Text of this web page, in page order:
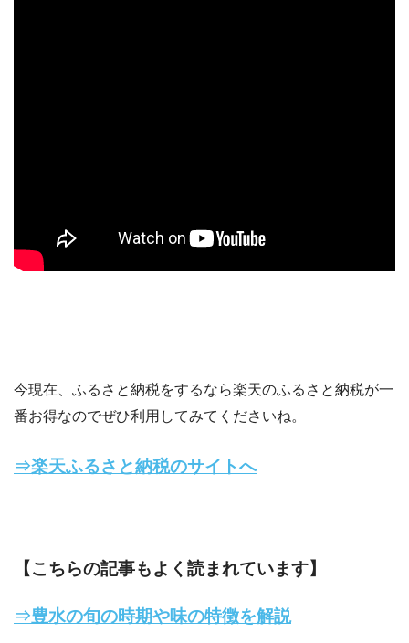
今現在、ふるさと納税をするなら楽天のふるさと納税が一
番お得なのでぜひ利用してみてくださいね。
⇒楽天ふるさと納税のサイトへ
【こちらの記事もよく読まれています】
⇒豊水の旬の時期や味の特徴を解説